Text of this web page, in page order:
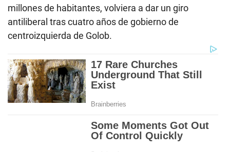
millones de habitantes, volviera a dar un giro
antiliberal tras cuatro años de gobierno de
centroizquierda de Golob.